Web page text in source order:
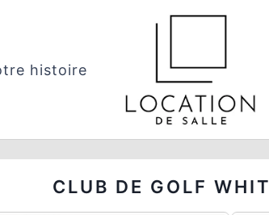
histoire
CLUB DE GOLF